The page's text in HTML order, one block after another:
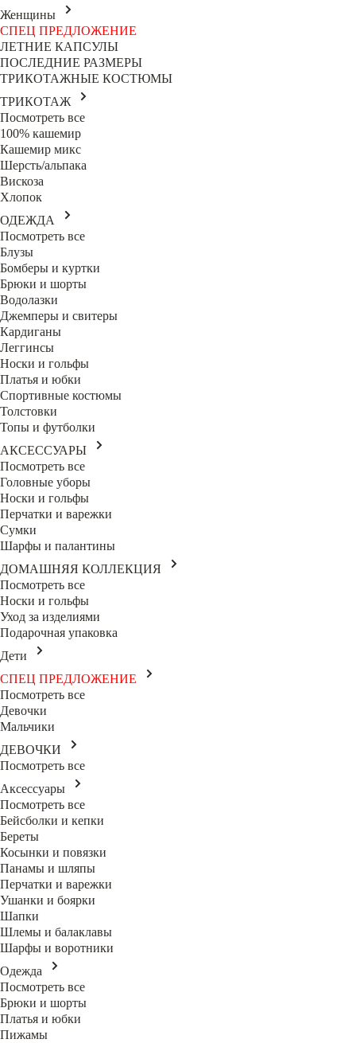
Женщины
СПЕЦ ПРЕДЛОЖЕНИЕ
ЛЕТНИЕ КАПСУЛЫ
ПОСЛЕДНИЕ РАЗМЕРЫ
ТРИКОТАЖНЫЕ КОСТЮМЫ
ТРИКОТАЖ
Посмотреть все
100% кашемир
Кашемир микс
Шерсть/альпака
Вискоза
Хлопок
ОДЕЖДА
Посмотреть все
Блузы
Бомберы и куртки
Брюки и шорты
Водолазки
Джемперы и свитеры
Кардиганы
Леггинсы
Носки и гольфы
Платья и юбки
Спортивные костюмы
Толстовки
Топы и футболки
АКСЕССУАРЫ
Посмотреть все
Головные уборы
Носки и гольфы
Перчатки и варежки
Сумки
Шарфы и палантины
ДОМАШНЯЯ КОЛЛЕКЦИЯ
Посмотреть все
Носки и гольфы
Уход за изделиями
Подарочная упаковка
Дети
СПЕЦ ПРЕДЛОЖЕНИЕ
Посмотреть все
Девочки
Мальчики
ДЕВОЧКИ
Посмотреть все
Аксессуары
Посмотреть все
Бейсболки и кепки
Береты
Косынки и повязки
Панамы и шляпы
Перчатки и варежки
Ушанки и боярки
Шапки
Шлемы и балаклавы
Шарфы и воротники
Одежда
Посмотреть все
Брюки и шорты
Платья и юбки
Пижамы